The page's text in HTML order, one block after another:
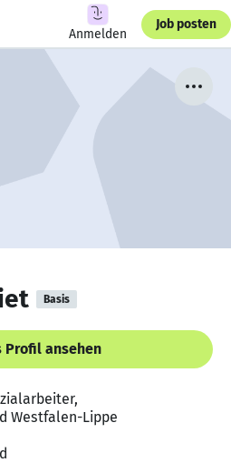
Anmelden
Job posten
Basis
Profil ansehen
Westfalen-Lippe